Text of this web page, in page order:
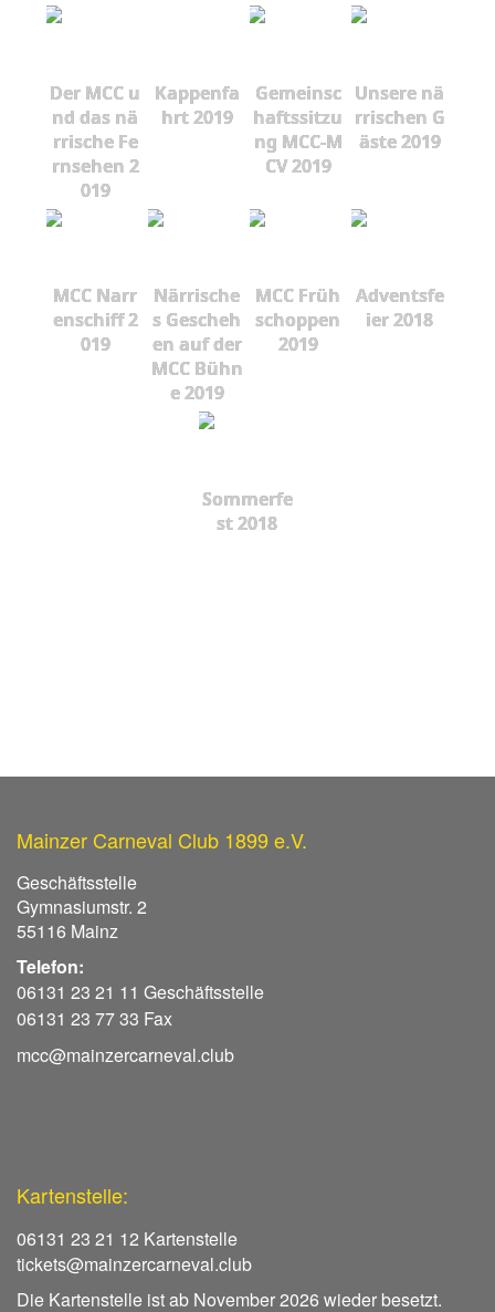
Der MCC u
nd das nä
rrische Fe
rnsehen 2
019
Kappenfa
hrt 2019
Gemeinsc
haftssitzu
ng MCC-M
CV 2019
Unsere nä
rrischen G
äste 2019
MCC Narr
enschiff 2
019
Närrische
s Gescheh
en auf der
MCC Bühn
e 2019
MCC Früh
schoppen
2019
Adventsfe
ier 2018
Sommerfe
st 2018
Mainzer Carneval Club 1899 e.V.
Geschäftsstelle
Gymnasiumstr. 2
55116 Mainz
Telefon:
06131 23 21 11 Geschäftsstelle
06131 23 77 33 Fax
mcc@mainzercarneval.club
Kartenstelle:
06131 23 21 12 Kartenstelle
tickets@mainzercarneval.club
Die Kartenstelle ist ab November 2026 wieder besetzt.